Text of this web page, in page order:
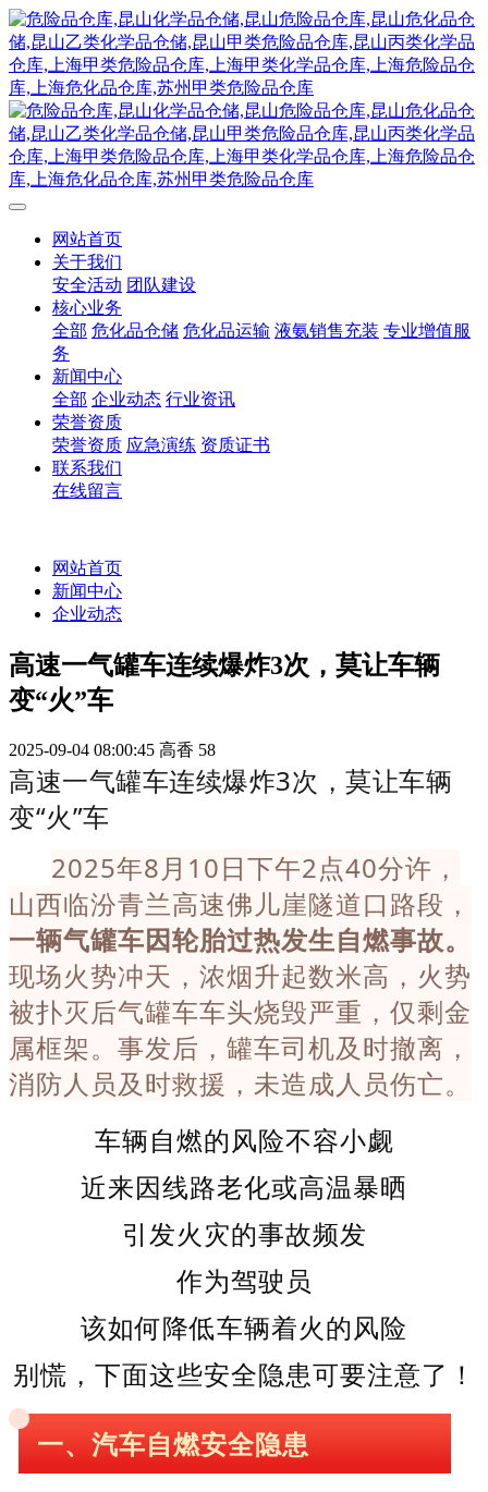
网站首页
关于我们
安全活动 团队建设
核心业务
全部 危化品仓储 危化品运输 液氨销售充装 专业增值服
务
新闻中心
全部 企业动态 行业资讯
荣誉资质
荣誉资质 应急演练 资质证书
联系我们
在线留言
网站首页
新闻中心
企业动态
高速一气罐车连续爆炸3次，莫让车辆
变“火”车
2025-09-04 08:00:45 高香 58
高速一气罐车连续爆炸3次，莫让车辆
变“火”车
2025年8月10日下午2点40分许，
山西临汾青兰高速佛儿崖隧道口路段，
一辆气罐车因轮胎过热发生自燃事故。
现场火势冲天，浓烟升起数米高，火势
被扑灭后气罐车车头烧毁严重，仅剩金
属框架。事发后，罐车司机及时撤离，
消防人员及时救援，未造成人员伤亡。
车辆自燃的风险不容小觑
近来因线路老化或高温暴晒
引发火灾的事故频发
作为驾驶员
该如何降低车辆着火的风险
别慌，下面这些安全隐患可要注意了！
一、汽车自燃安全隐患